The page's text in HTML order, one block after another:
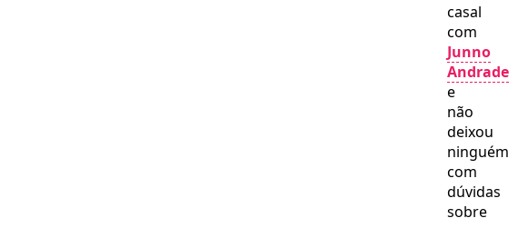
casal
com
Junno
Andrade
e
não
deixou
ninguém
com
dúvidas
sobre